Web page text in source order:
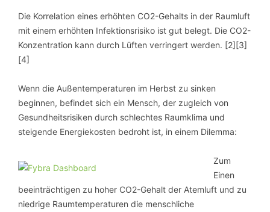
Die Korrelation eines erhöhten CO2-Gehalts in der Raumluft
mit einem erhöhten Infektionsrisiko ist gut belegt. Die CO2-
Konzentration kann durch Lüften verringert werden. [2][3]
[4]
Wenn die Außentemperaturen im Herbst zu sinken
beginnen, befindet sich ein Mensch, der zugleich von
Gesundheitsrisiken durch schlechtes Raumklima und
steigende Energiekosten bedroht ist, in einem Dilemma:
Zum
Einen
beeinträchtigen zu hoher CO2-Gehalt der Atemluft und zu
niedrige Raumtemperaturen die menschliche